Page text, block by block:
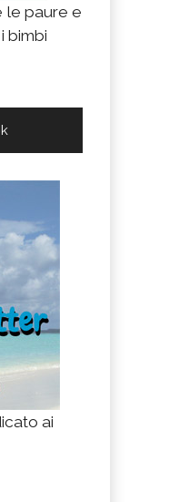
le paure e
bimbi
ai